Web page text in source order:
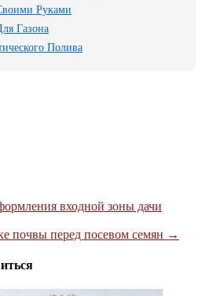
Руками
Газона
Полива
входной зоны дачи
почвы перед посевом семян →